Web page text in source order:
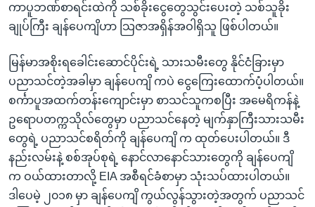
ကာပူဘဏ်စာရင်းထဲကို သစ်ခိုးငွေတွေသွင်းပေးတဲ့ သစ်သူခိုး
ချုပ်ကြီး ချန်ပေကျိဟာ သြဇာအရှိန်အဝါရှိသူ ဖြစ်ပါတယ်။
မြန်မာအစိုးရခေါင်းဆောင်ပိုင်းရဲ့ သားသမီးတွေ နိုင်ငံခြားမှာ
ပညာသင်တဲ့အခါမှာ ချန်ပေကျိ ကပဲ ငွေကြေးထောက်ပံ့ပါတယ်။
စင်္ကာပူအထက်တန်းကျောင်းမှာ စာသင်သူကစပြီး အမေရိကန်နဲ့
ဥရောပတက္ကသိုလ်တွေမှာ ပညာသင်နေတဲ့ မျက်နှာကြီးသားသမီး
တွေရဲ့ ပညာသင်စရိတ်ကို ချန်ပေကျိ က ထုတ်ပေးပါတယ်။ ဒီ
နည်းလမ်းနဲ့ စစ်အုပ်စုရဲ့ နောင်လာနောင်သားတွေကို ချန်ပေကျိ
က ဝယ်ထားတာလို့ EIA အစီရင်ခံစာမှာ သုံးသပ်ထားပါတယ်။
ဒါပေမဲ့ ၂၀၁၈ မှာ ချန်ပေကျိ ကွယ်လွန်သွားတဲ့အတွက် ပညာသင်